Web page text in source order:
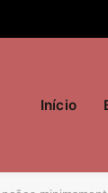
Início